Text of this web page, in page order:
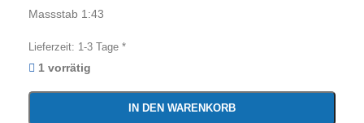
Massstab 1:43
Lieferzeit: 1-3 Tage *
1 vorrätig
IN DEN WARENKORB